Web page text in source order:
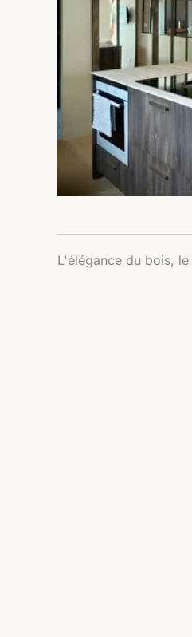
L'élégance du bois,